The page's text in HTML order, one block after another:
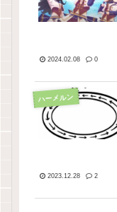
2024.02.08 0
ハーメルン
2023.12.28 2